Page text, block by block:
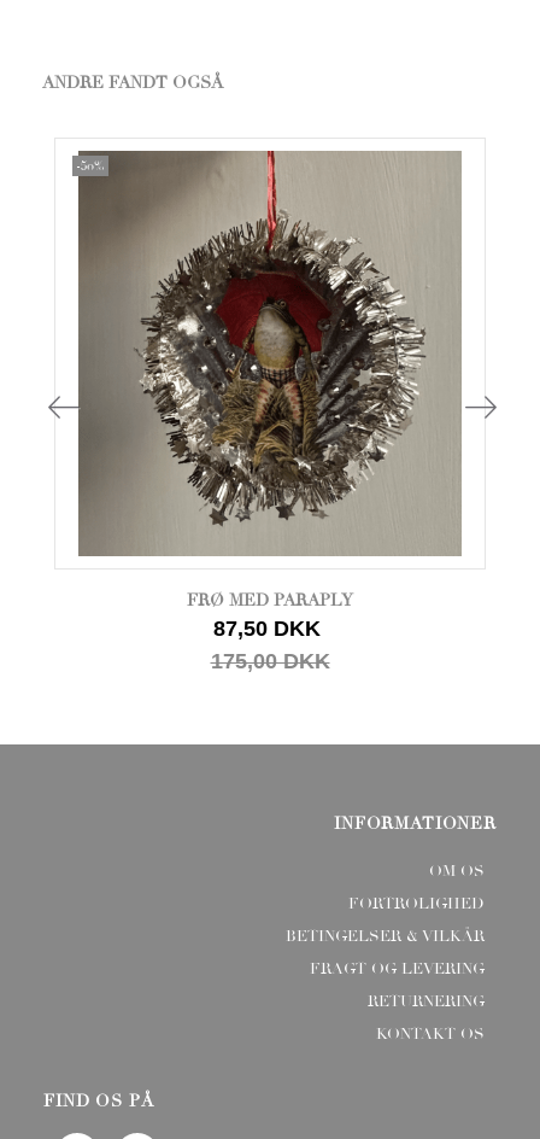
ANDRE FANDT OGSÅ
-50%
FRØ MED PARAPLY
87,50 DKK
175,00 DKK
INFORMATIONER
OM OS
FORTROLIGHED
BETINGELSER & VILKÅR
FRAGT OG LEVERING
RETURNERING
KONTAKT OS
FIND OS PÅ